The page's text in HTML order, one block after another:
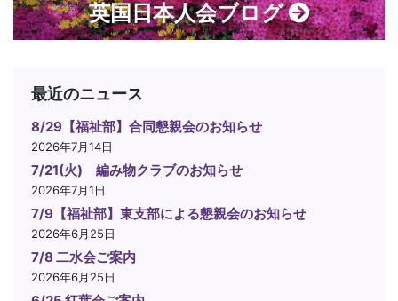
英国日本人会ブログ
最近のニュース
8/29【福祉部】合同懇親会のお知らせ
2026年7月14日
7/21(火) 編み物クラブのお知らせ
2026年7月1日
7/9【福祉部】東支部による懇親会のお知らせ
2026年6月25日
7/8 二水会ご案内
2026年6月25日